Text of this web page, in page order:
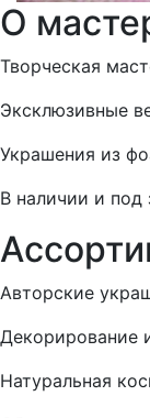
О
Творческая
Эксклюзивные
Украшения из
В наличии и
Авторские
Декорирование
Натуральная